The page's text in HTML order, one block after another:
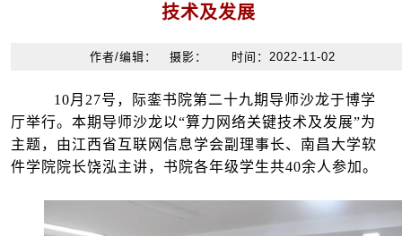
技术及发展
作者/编辑： 摄影： 时间：2022-11-02
10月27号，际銮书院第二十九期导师沙龙于博学
厅举行。本期导师沙龙以“算力网络关键技术及发展”为
主题，由江西省互联网信息学会副理事长、南昌大学软
件学院院长饶泓主讲，书院各年级学生共40余人参加。